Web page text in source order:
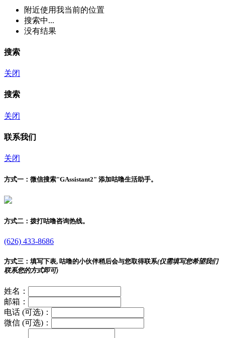
附近使用我当前的位置
搜索中...
没有结果
搜索
关闭
搜索
关闭
联系我们
关闭
方式一： 微信搜索"GAssistant2" 添加咕噜生活助手。
方式二： 拨打咕噜咨询热线。
(626) 433-8686
方式三： 填写下表, 咕噜的小伙伴稍后会与您取得联系(仅需填写您希望我们
联系您的方式即可)
姓名：
邮箱：
电话 (可选)：
微信 (可选)：